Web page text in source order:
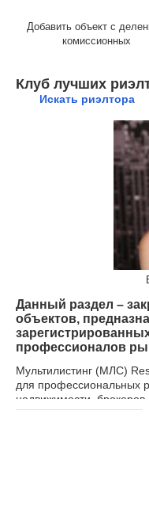
Добавить объект с
комиссионных
Клуб лучших
Искать риэлтора
Данный раздел –
объектов,
профессионалов
Мультилистинг (МЛС)
для профессиональных
недвижимости,
Гильдией Риэлторов